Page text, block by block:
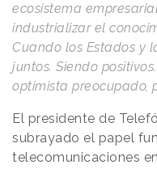
ecosistema
industrializar el
Cuando los Estados y
juntos. Siendo
optimista preocupado,
El presidente de
subrayado el papel
telecomunicaciones